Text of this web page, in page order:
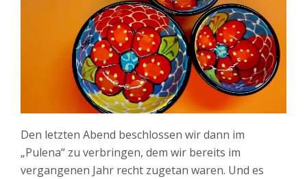
Den letzten Abend beschlossen wir dann im
„Pulena“ zu verbringen, dem wir bereits im
vergangenen Jahr recht zugetan waren. Und es